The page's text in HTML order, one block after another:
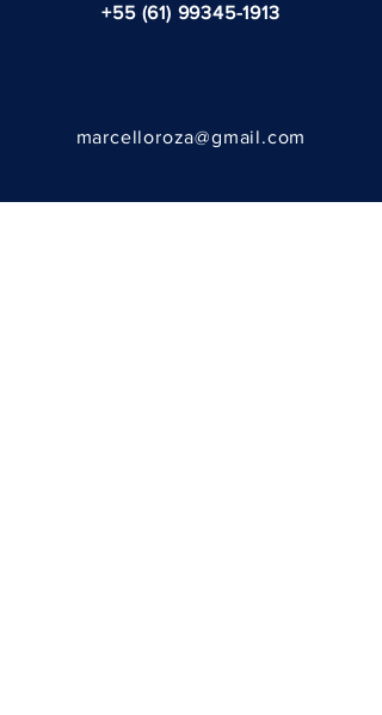
+55 (61) 99345-1913
marcelloroza@gmail.com